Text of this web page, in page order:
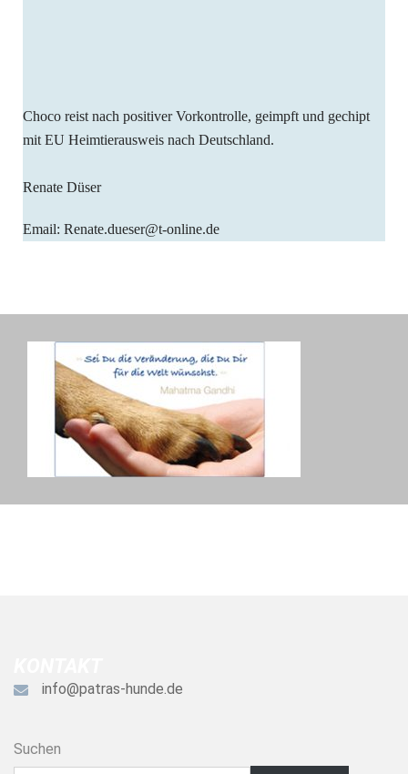
Choco reist nach positiver Vorkontrolle, geimpft und gechipt
mit EU Heimtierausweis nach Deutschland.
Renate Düser
Email: Renate.dueser@t-online.de
info@patras-hunde.de
Suchen